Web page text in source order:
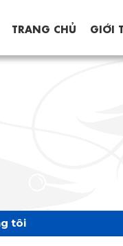
TRANG CHỦ GIỚI
tôi